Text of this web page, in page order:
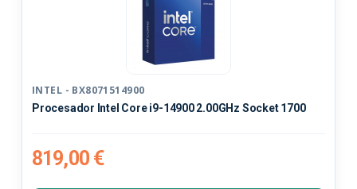
INTEL - BX8071514900
Procesador Intel Core i9-14900 2.00GHz Socket 1700
819,00 €